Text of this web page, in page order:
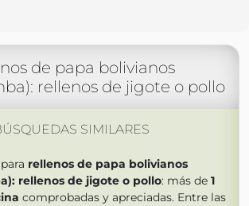
de papa bolivianos
rellenos de jigote o pollo
SIMILARES
rellenos de papa bolivianos
rellenos de jigote o pollo: más de 1
comprobadas y apreciadas. Entre las